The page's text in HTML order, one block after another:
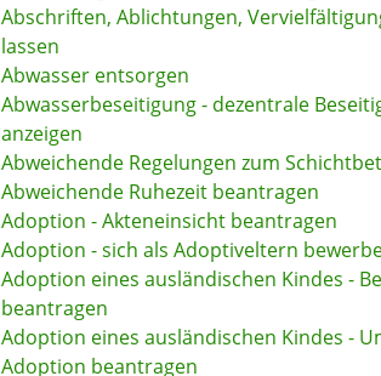
Abschriften, Ablichtungen,
lassen
Abwasser entsorgen
Abwasserbeseitigung - dezentrale
anzeigen
Abweichende Regelungen zum
Abweichende Ruhezeit beantragen
Adoption - Akteneinsicht beantragen
Adoption - sich als Adoptiveltern
Adoption eines ausländischen Kindes -
beantragen
Adoption eines ausländischen Kindes -
Adoption beantragen